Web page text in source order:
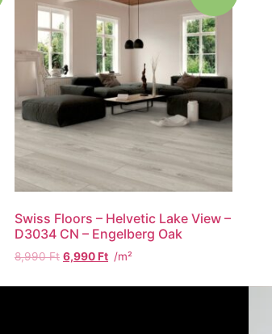
Swiss Floors – Helvetic Lake View –
D3034 CN – Engelberg Oak
8,990Ft 6,990Ft /m²